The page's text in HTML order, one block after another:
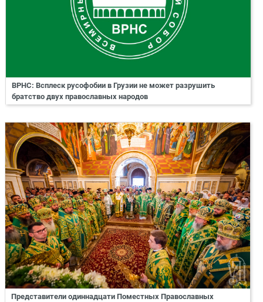
ВРНС: Всплеск русофобии в Грузии не может разрушить
братство двух православных народов
Представители одиннадцати Поместных Православных